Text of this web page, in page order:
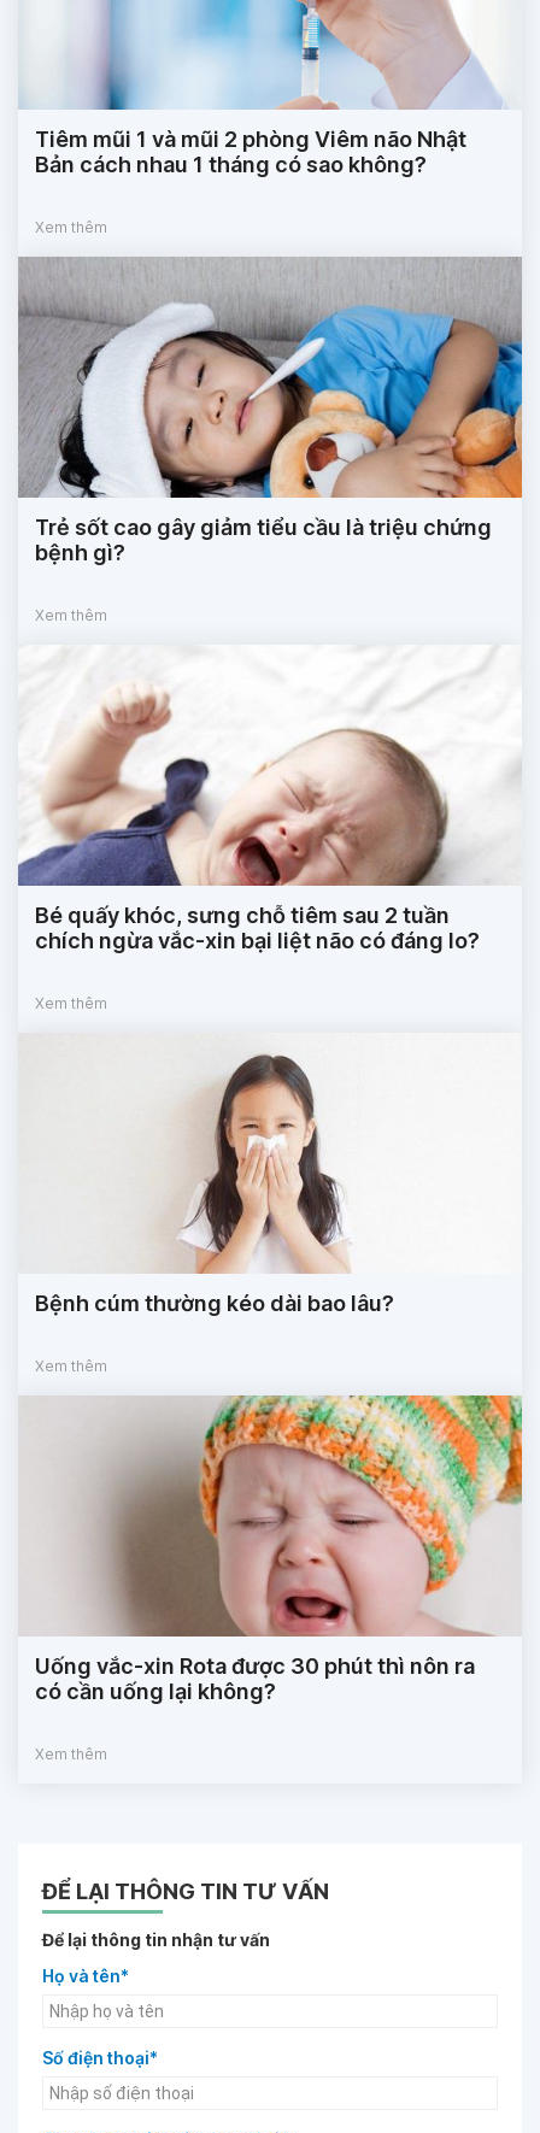
Tiêm mũi 1 và mũi 2 phòng Viêm não Nhật
Bản cách nhau 1 tháng có sao không?
Xem thêm
Trẻ sốt cao gây giảm tiểu cầu là triệu chứng
bệnh gì?
Xem thêm
Bé quấy khóc, sưng chỗ tiêm sau 2 tuần
chích ngừa vắc-xin bại liệt não có đáng lo?
Xem thêm
Bệnh cúm thường kéo dài bao lâu?
Xem thêm
Uống vắc-xin Rota được 30 phút thì nôn ra
có cần uống lại không?
Xem thêm
ĐỂ LẠI THÔNG TIN TƯ VẤN
Để lại thông tin nhận tư vấn
Họ và tên*
Số điện thoại*